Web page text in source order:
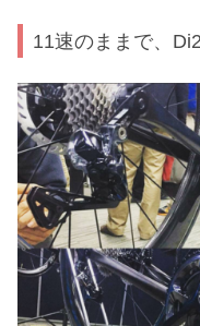
11速のままで、